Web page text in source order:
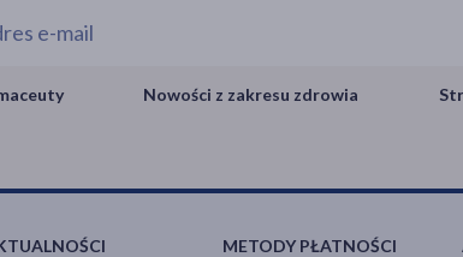
Nowości z zakresu zdrowia
METODY PŁATNOŚCI